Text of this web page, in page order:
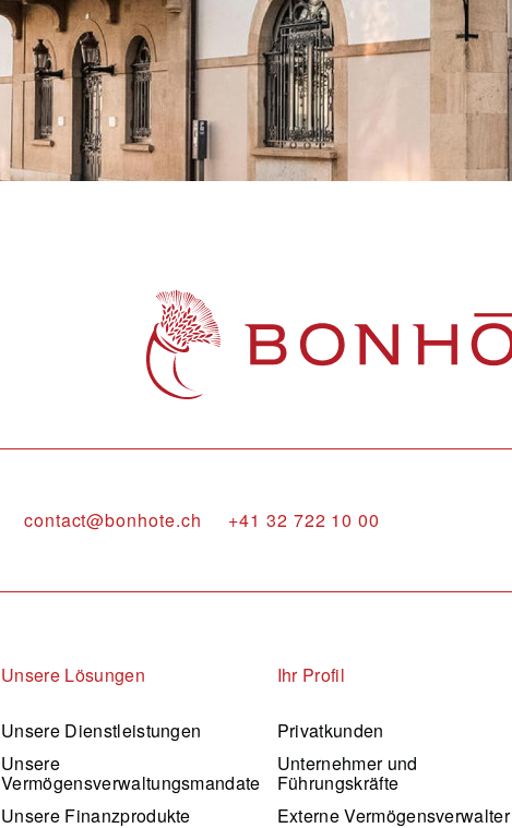
contact@bonhote.ch +41 32 722 10 00
Unsere Lösungen
Unsere Dienstleistungen
Unsere
Vermögensverwaltungsmandate
Unsere Finanzprodukte
Ihr Profil
Privatkunden
Unternehmer und
Führungskräfte
Externe Vermögensverwalter